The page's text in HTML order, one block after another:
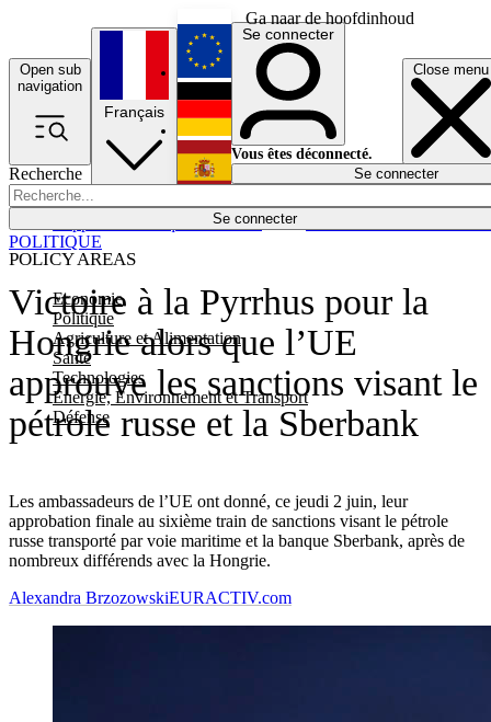
Ga naar de hoofdinhoud
Open sub
navigation
Close menu
Recherche
Se connecter
POLICY AREAS
Economie
Politique
Agriculture et Alimentation
Santé
Technologies
Energie, Environnement et Transport
Défense
Économie
Français
English
Deutsch
Español
Se connecter
Vous êtes déconnecté.
Se connecter
Victoire à la Pyrrhus pour la
Hongrie alors que l’UE
approuve les sanctions visant le
pétrole russe et la Sberbank
Les ambassadeurs de l’UE ont donné, ce jeudi 2 juin, leur
approbation finale au sixième train de sanctions visant le pétrole
russe transporté par voie maritime et la banque Sberbank, après de
nombreux différends avec la Hongrie.
POLITIQUE
Alexandra BrzozowskiEURACTIV.com